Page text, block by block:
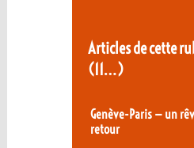
Articles de cette
(11…)
Genève-Paris — un
retour